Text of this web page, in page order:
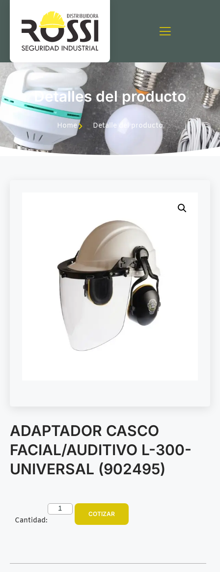
Detalles del producto
Home Detalle del producto
ADAPTADOR CASCO
FACIAL/AUDITIVO L-300-
UNIVERSAL (902495)
Cantidad:
COTIZAR